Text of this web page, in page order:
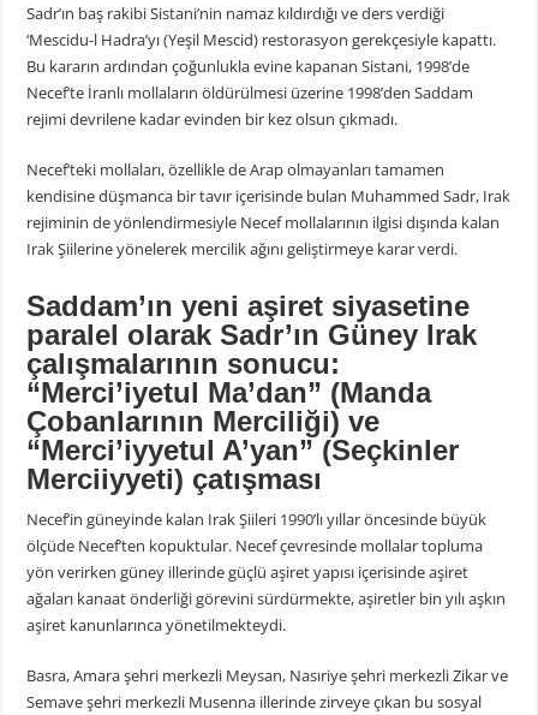
Sadr’ın baş rakibi Sistani’nin namaz kıldırdığı ve ders verdiği
‘Mescidu-l Hadra’yı (Yeşil Mescid) restorasyon gerekçesiyle kapattı.
Bu kararın ardından çoğunlukla evine kapanan Sistani, 1998’de
Necef’te İranlı mollaların öldürülmesi üzerine 1998’den Saddam
rejimi devrilene kadar evinden bir kez olsun çıkmadı.
Necef’teki mollaları, özellikle de Arap olmayanları tamamen
kendisine düşmanca bir tavır içerisinde bulan Muhammed Sadr, Irak
rejiminin de yönlendirmesiyle Necef mollalarının ilgisi dışında kalan
Irak Şiilerine yönelerek mercilik ağını geliştirmeye karar verdi.
Saddam’ın yeni aşiret siyasetine
paralel olarak Sadr’ın Güney Irak
çalışmalarının sonucu:
“Merci’iyetul Ma’dan” (Manda
Çobanlarının Merciliği) ve
“Merci’iyyetul A’yan” (Seçkinler
Merciiyyeti) çatışması
Necef’in güneyinde kalan Irak Şiileri 1990’lı yıllar öncesinde büyük
ölçüde Necef’ten kopuktular. Necef çevresinde mollalar topluma
yön verirken güney illerinde güçlü aşiret yapısı içerisinde aşiret
ağaları kanaat önderliği görevini sürdürmekte, aşiretler bin yılı aşkın
aşiret kanunlarınca yönetilmekteydi.
Basra, Amara şehri merkezli Meysan, Nasıriye şehri merkezli Zikar ve
Semave şehri merkezli Musenna illerinde zirveye çıkan bu sosyal